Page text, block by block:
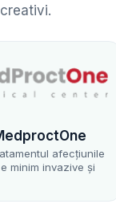
creativi.
afecțiunile
invazive și